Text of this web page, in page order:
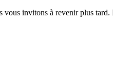
vous invitons à revenir plus tard.